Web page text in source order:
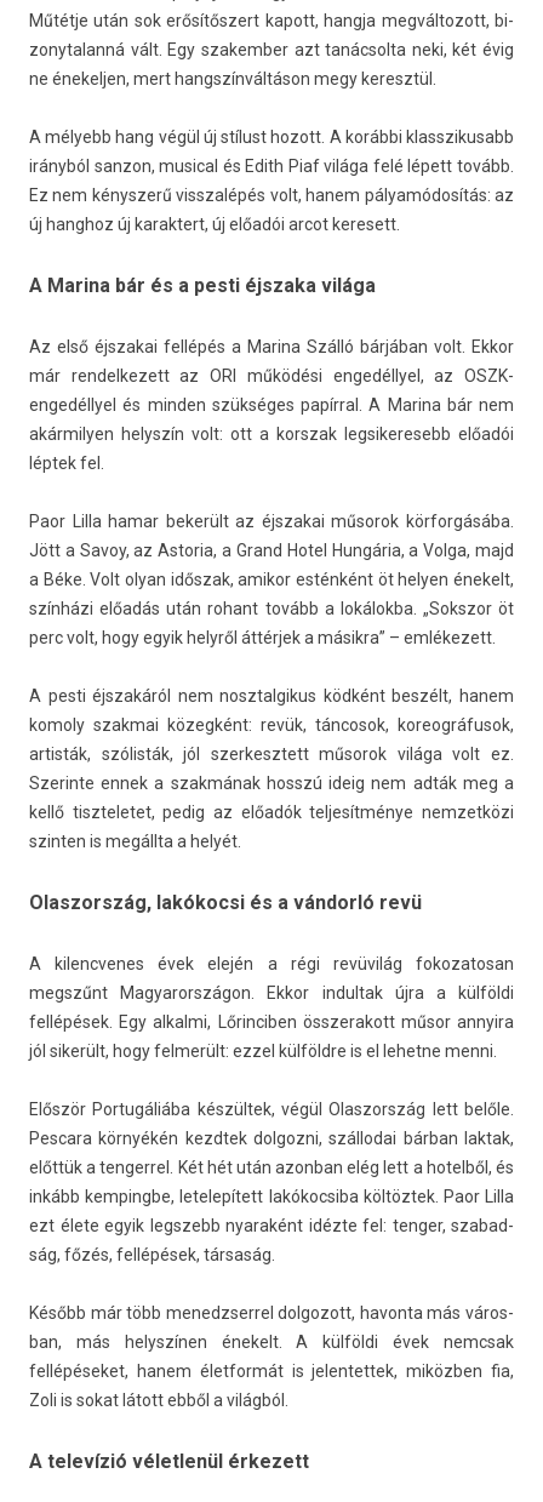
Műtétje után sok erősítőszert kapott, han­gja meg­változott, bi­
zonytalanná vált. Egy szakemb­er azt tanác­solta neki, két évig
ne énekelj­en, mert han­gszín­váltáson megy keresztül.
A mélyebb hang végül új stílust hozott. A korábbi klasszikusabb
irányból san­zon, mus­ical és Edith Piaf világa felé lépett tovább.
Ez nem kénysz­erű visszalépés volt, hanem pályamódosítás: az
új han­ghoz új karak­tert, új előadói arcot keresett.
A Marina bár és a pesti éjszaka világa
Az első éjszakai fellépés a Marina Szálló bárjában volt. Ekkor
már re­ndel­kezett az ORI működési engedéllyel, az OSZK-
engedéllyel és mind­en szükséges papírral. A Marina bár nem
akár­mily­en helys­zín volt: ott a korszak leg­sikeresebb előadói
léptek fel.
Paor Lilla hamar bekerült az éjszakai műsorok körforgásába.
Jött a Savoy, az As­toria, a Grand Hotel Hungária, a Volga, majd
a Béke. Volt olyan időszak, amikor esténként öt hely­en énekelt,
színházi előadás után rohant tovább a lokálokba. „Sokszor öt
perc volt, hogy egyik helyről áttérjek a másikra” – em­lékezett.
A pesti éjszakáról nem nosztal­gikus ködként beszélt, hanem
komo­ly szak­mai közegként: revük, tán­cosok, koreog­ráfusok,
ar­tisták, szólisták, jól szer­kesztett műsorok világa volt ez.
Szerin­te ennek a szakmának hosszú ideig nem adták meg a
kellő tiszteletet, pedig az előadók tel­jesít­ménye nem­zetközi
szint­en is megállta a helyét.
Olaszország, lakókocsi és a vándorló revü
A kilencvenes évek elején a régi revüvilág fokozatosan
megszűnt Magyarországon. Ekkor in­dul­tak újra a külföldi
fellépések. Egy al­kal­mi, Lőrin­cib­en összerakott műsor an­nyira
jól sikerült, hogy fel­merült: ezzel külföldre is el lehet­ne menni.
Először Por­tugáliába készültek, végül Olas­zország lett belőle.
Pes­cara környékén kezdtek dol­gozni, szál­lodai bárban lak­tak,
előttük a ten­gerrel. Két hét után azon­ban elég lett a hotel­ből, és
inkább kem­pingbe, letelepített lakókoc­siba költöztek. Paor Lilla
ezt élete egyik legszebb nyaraként idézte fel: teng­er, szabad­
ság, főzés, fellépések, társaság.
Később már több menedzser­rel dol­gozott, havon­ta más város­
ban, más helys­zín­en énekelt. A külföldi évek nemcsak
fellépéseket, hanem élet­formát is jelen­tettek, miközben fia,
Zoli is sokat látott ebből a világból.
A televízió véletlenül érkezett